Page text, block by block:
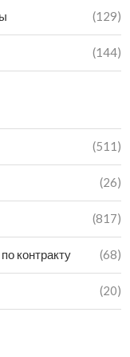
(129)
(144)
(511)
(26)
(817)
контракту (68)
(20)